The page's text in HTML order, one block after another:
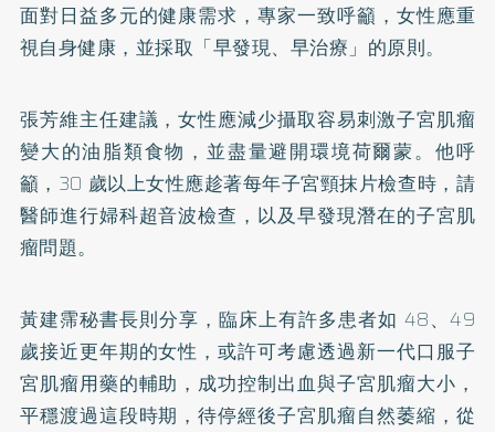
面對日益多元的健康需求，專家一致呼籲，女性應重
視自身健康，並採取「早發現、早治療」的原則。
張芳維主任建議，女性應減少攝取容易刺激子宮肌瘤
變大的油脂類食物，並盡量避開環境荷爾蒙。他呼
籲，30 歲以上女性應趁著每年子宮頸抹片檢查時，請
醫師進行婦科超音波檢查，以及早發現潛在的子宮肌
瘤問題。
黃建霈秘書長則分享，臨床上有許多患者如 48、49
歲接近更年期的女性，或許可考慮透過新一代口服子
宮肌瘤用藥的輔助，成功控制出血與子宮肌瘤大小，
平穩渡過這段時期，待停經後子宮肌瘤自然萎縮，從